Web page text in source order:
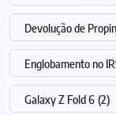
Devolução de
Englobamento no
Galaxy Z Fold 6 (2)